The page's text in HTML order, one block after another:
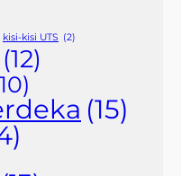
kisi-kisi UTS (2)
(12)
(15)